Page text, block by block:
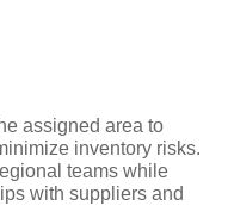
assigned area to
inventory risks.
teams while
with suppliers and